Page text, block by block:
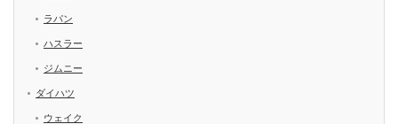
ラパン
ハスラー
ジムニー
ダイハツ
ウェイク